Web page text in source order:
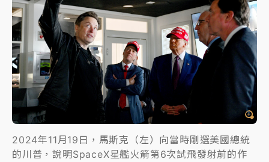
2024年11月19日，馬斯克（左）向當時剛選美國總統
的川普，說明SpaceX星艦火箭第6次試飛發射前的作